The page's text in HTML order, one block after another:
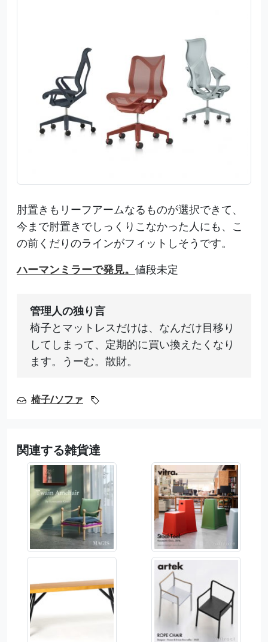
肘置きもリーフアームなるものが選択できて、
今まで肘置きでしっくりこなかった人にも、こ
の前くだりのラインがフィットしそうです。
ハーマンミラーで発見。 値段未定
管理人の独り言
椅子とマットレスだけは、なんだけ目移り
してしまって、定期的に買い換えたくなり
ます。うーむ。散財。
椅子/ソファ
関連する雑貨達